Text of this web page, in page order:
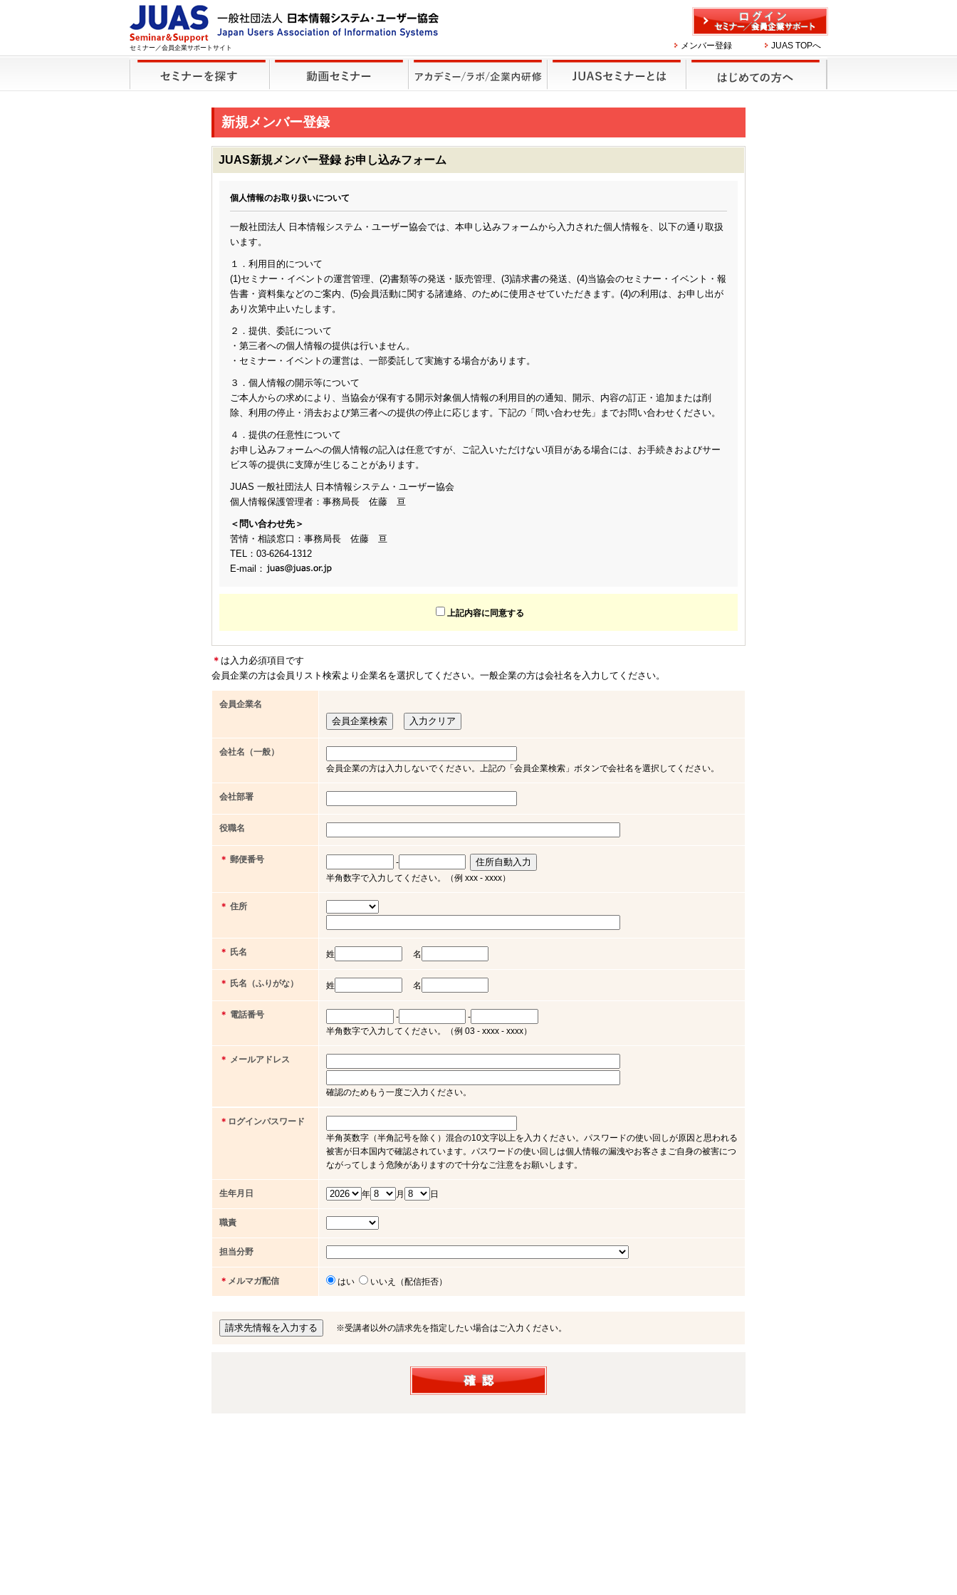
セミナー／会員企業サポートサイト メンバー登録 JUAS TOPへ
新規メンバー登録
JUAS新規メンバー登録 お申し込みフォーム
個人情報のお取り扱いについて
一般社団法人 日本情報システム・ユーザー協会では、本申し込みフォームから入力された個人情報を、以下の通り取扱
います。
１．利用目的について
(1)セミナー・イベントの運営管理、(2)書類等の発送・販売管理、(3)請求書の発送、(4)当協会のセミナー・イベント・報
告書・資料集などのご案内、(5)会員活動に関する諸連絡、のために使用させていただきます。(4)の利用は、お申し出が
あり次第中止いたします。
２．提供、委託について
・第三者への個人情報の提供は行いません。
・セミナー・イベントの運営は、一部委託して実施する場合があります。
３．個人情報の開示等について
ご本人からの求めにより、当協会が保有する開示対象個人情報の利用目的の通知、開示、内容の訂正・追加または削
除、利用の停止・消去および第三者への提供の停止に応じます。下記の「問い合わせ先」までお問い合わせください。
４．提供の任意性について
お申し込みフォームへの個人情報の記入は任意ですが、ご記入いただけない項目がある場合には、お手続きおよびサー
ビス等の提供に支障が生じることがあります。
JUAS 一般社団法人 日本情報システム・ユーザー協会
個人情報保護管理者：事務局長 佐藤 亘
＜問い合わせ先＞
苦情・相談窓口：事務局長 佐藤 亘
TEL：03-6264-1312
E-mail：
上記内容に同意する
＊ は入力必須項目です
会員企業の方は会員リスト検索より企業名を選択してください。一般企業の方は会社名を入力してください。
会員企業名
会社名（一般）
会員企業の方は入力しないでください。上記の「会員企業検索」ボタンで会社名を選択してください。
会社部署
役職名
＊ 郵便番号
-
半角数字で入力してください。（例 xxx - xxxx）
＊ 住所
＊ 氏名 姓 名
＊ 氏名（ふりがな） 姓 名
＊ 電話番号 -
-
半角数字で入力してください。（例 03 - xxxx - xxxx）
＊ メールアドレス
確認のためもう一度ご入力ください。
＊ ログインパスワード
半角英数字（半角記号を除く）混合の10文字以上を入力ください。パスワードの使い回しが原因と思われる
被害が日本国内で確認されています。パスワードの使い回しは個人情報の漏洩やお客さまご自身の被害につ
ながってしまう危険がありますので十分なご注意をお願いします。
生年月日 年 月 日
職責
担当分野
＊ メルマガ配信 はい いいえ（配信拒否）
※受講者以外の請求先を指定したい場合はご入力ください。